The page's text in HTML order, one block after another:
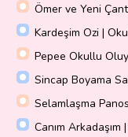
Ömer ve Yeni
Kardeşim Ozi |
Pepee Okullu
Sincap Boyama
Selamlaşma
Canım Arkadaşım